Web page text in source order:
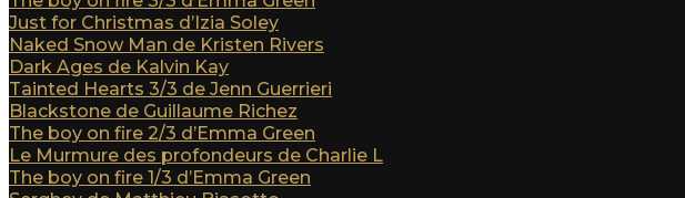
Just for Christmas d’Izia Soley
Naked Snow Man de Kristen Rivers
Dark Ages de Kalvin Kay
Tainted Hearts 3/3 de Jenn Guerrieri
Blackstone de Guillaume Richez
The boy on fire 2/3 d’Emma Green
Le Murmure des profondeurs de Charlie L
The boy on fire 1/3 d’Emma Green